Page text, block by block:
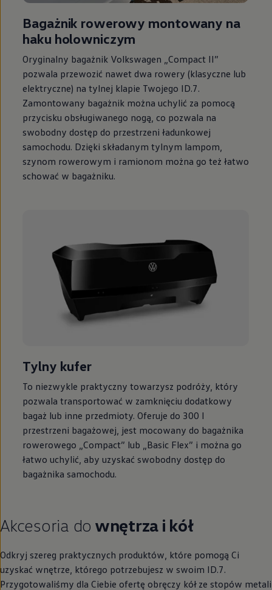
Bagażnik rowerowy montowany na
haku holowniczym
Oryginalny bagażnik Volkswagen „Compact II”
pozwala przewozić nawet dwa rowery (klasyczne lub
elektryczne) na tylnej klapie Twojego ID.7.
Zamontowany bagażnik można uchylić za pomocą
przycisku obsługiwanego nogą, co pozwala na
swobodny dostęp do przestrzeni ładunkowej
samochodu. Dzięki składanym tylnym lampom,
szynom rowerowym i ramionom można go też łatwo
schować w bagażniku.
Tylny kufer
To niezwykle praktyczny towarzysz podróży, który
pozwala transportować w zamknięciu dodatkowy
bagaż lub inne przedmioty. Oferuje do 300 l
przestrzeni bagażowej, jest mocowany do bagażnika
rowerowego „Compact” lub „Basic Flex” i można go
łatwo uchylić, aby uzyskać swobodny dostęp do
bagażnika samochodu.
Akcesoria do wnętrza i kół
Odkryj szereg praktycznych produktów, które pomogą Ci
uzyskać wnętrze, którego potrzebujesz w swoim ID.7.
Przygotowaliśmy dla Ciebie ofertę obręczy kół ze stopów metali